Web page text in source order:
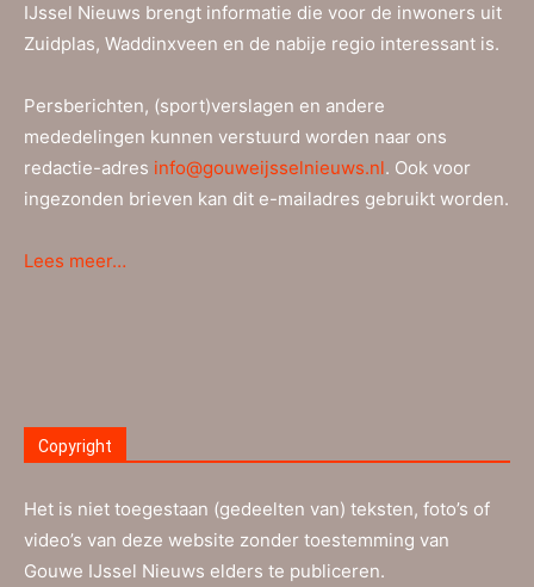
IJssel Nieuws brengt informatie die voor de inwoners uit
Zuidplas, Waddinxveen en de nabije regio interessant is.
Persberichten, (sport)verslagen en andere
mededelingen kunnen verstuurd worden naar ons
redactie-adres info@gouweijsselnieuws.nl. Ook voor
ingezonden brieven kan dit e-mailadres gebruikt worden.
Lees meer…
Copyright
Het is niet toegestaan (gedeelten van) teksten, foto’s of
video’s van deze website zonder toestemming van
Gouwe IJssel Nieuws elders te publiceren.